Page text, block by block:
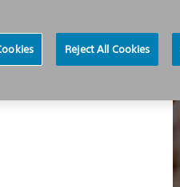
Reject All Cookies